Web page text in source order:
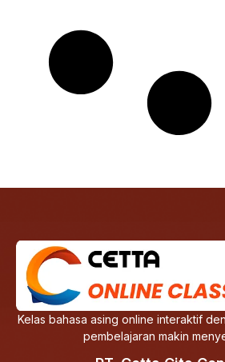
Kelas bahasa asing online interaktif
pembelajaran makin